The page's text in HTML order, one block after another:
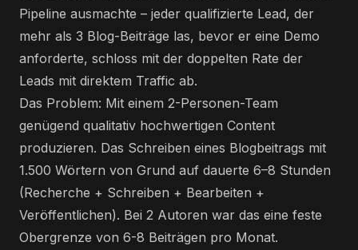
Pipeline ausmachte – jeder qualifizierte Lead, der
mehr als 3 Blog-Beiträge las, bevor er eine Demo
anforderte, schloss mit der doppelten Rate der
Leads mit direktem Traffic ab.
Das Problem: Mit einem 2-Personen-Team
genügend qualitativ hochwertigen Content
produzieren. Das Schreiben eines Blogbeitrags mit
1.500 Wörtern von Grund auf dauerte 6–8 Stunden
(Recherche + Schreiben + Bearbeiten +
Veröffentlichen). Bei 2 Autoren war das eine feste
Obergrenze von 6-8 Beiträgen pro Monat.